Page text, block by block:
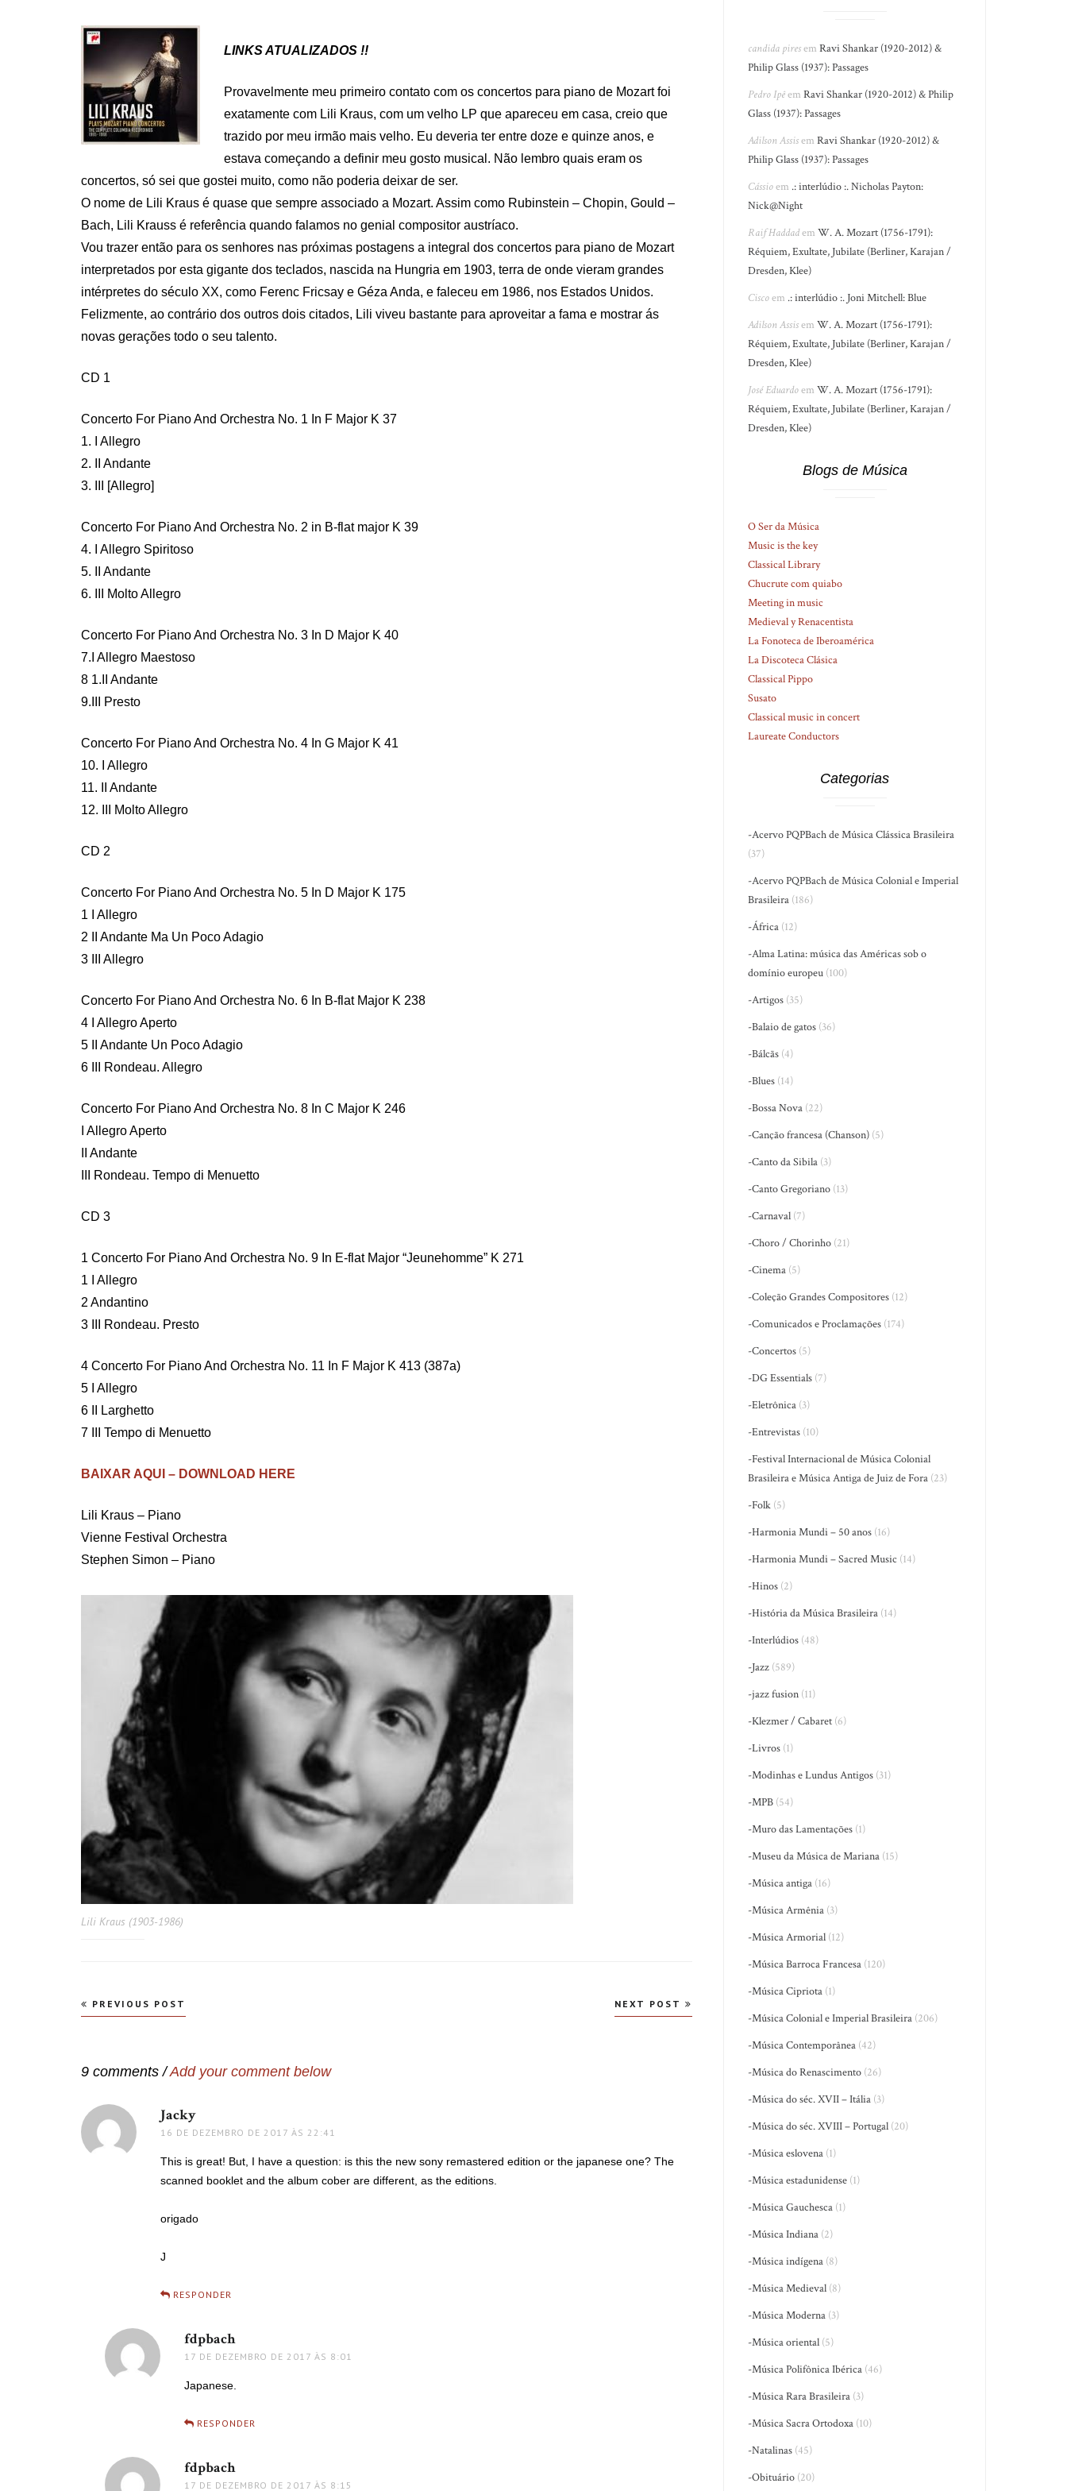
LINKS ATUALIZADOS !!
Provavelmente meu primeiro contato com os concertos para piano de Mozart foi
exatamente com Lili Kraus, com um velho LP que apareceu em casa, creio que
trazido por meu irmão mais velho. Eu deveria ter entre doze e quinze anos, e
estava começando a definir meu gosto musical. Não lembro quais eram os
concertos, só sei que gostei muito, como não poderia deixar de ser.
O nome de Lili Kraus é quase que sempre associado a Mozart. Assim como Rubinstein – Chopin, Gould –
Bach, Lili Krauss é referência quando falamos no genial compositor austríaco.
Vou trazer então para os senhores nas próximas postagens a integral dos concertos para piano de Mozart
interpretados por esta gigante dos teclados, nascida na Hungria em 1903, terra de onde vieram grandes
intérpretes do século XX, como Ferenc Fricsay e Géza Anda, e faleceu em 1986, nos Estados Unidos.
Felizmente, ao contrário dos outros dois citados, Lili viveu bastante para aproveitar a fama e mostrar ás
novas gerações todo o seu talento.
CD 1
Concerto For Piano And Orchestra No. 1 In F Major K 37
1. I Allegro
2. II Andante
3. III [Allegro]
Concerto For Piano And Orchestra No. 2 in B-flat major K 39
4. I Allegro Spiritoso
5. II Andante
6. III Molto Allegro
Concerto For Piano And Orchestra No. 3 In D Major K 40
7.I Allegro Maestoso
8 1.II Andante
9.III Presto
Concerto For Piano And Orchestra No. 4 In G Major K 41
10. I Allegro
11. II Andante
12. III Molto Allegro
CD 2
Concerto For Piano And Orchestra No. 5 In D Major K 175
1 I Allegro
2 II Andante Ma Un Poco Adagio
3 III Allegro
Concerto For Piano And Orchestra No. 6 In B-flat Major K 238
4 I Allegro Aperto
5 II Andante Un Poco Adagio
6 III Rondeau. Allegro
Concerto For Piano And Orchestra No. 8 In C Major K 246
I Allegro Aperto
II Andante
III Rondeau. Tempo di Menuetto
CD 3
1 Concerto For Piano And Orchestra No. 9 In E-flat Major “Jeunehomme” K 271
1 I Allegro
2 Andantino
3 III Rondeau. Presto
4 Concerto For Piano And Orchestra No. 11 In F Major K 413 (387a)
5 I Allegro
6 II Larghetto
7 III Tempo di Menuetto
BAIXAR AQUI – DOWNLOAD HERE
Lili Kraus – Piano
Vienne Festival Orchestra
Stephen Simon – Piano
Lili Kraus (1903-1986)
Navegação
PREVIOUS POST NEXT POST
9 comments /Add your comment below
Jacky
16 DE DEZEMBRO DE 2017 ÀS 22:41
This is great! But, I have a question: is this the new sony remastered edition or the japanese one? The
scanned booklet and the album cober are different, as the editions.
origado
J
RESPONDER
fdpbachdisse:
17 DE DEZEMBRO DE 2017 ÀS 8:01
Japanese.
RESPONDER
fdpbachdisse:
17 DE DEZEMBRO DE 2017 ÀS 8:15
candida piresemRavi Shankar (1920-2012) &
Philip Glass (1937): Passages
Pedro IpêemRavi Shankar (1920-2012) & Philip
Glass (1937): Passages
Adilson AssisemRavi Shankar (1920-2012) &
Philip Glass (1937): Passages
Cássioem .: interlúdio :. Nicholas Payton:
Nick@Night
Raif HaddademW. A. Mozart (1756-1791):
Réquiem, Exultate, Jubilate (Berliner, Karajan /
Dresden, Klee)
Ciscoem .: interlúdio :. Joni Mitchell: Blue
Adilson AssisemW. A. Mozart (1756-1791):
Réquiem, Exultate, Jubilate (Berliner, Karajan /
Dresden, Klee)
José EduardoemW. A. Mozart (1756-1791):
Réquiem, Exultate, Jubilate (Berliner, Karajan /
Dresden, Klee)
Blogs de Música
O Ser da Música
Music is the key
Classical Library
Chucrute com quiabo
Meeting in music
Medieval y Renacentista
La Fonoteca de Iberoamérica
La Discoteca Clásica
Classical Pippo
Susato
Classical music in concert
Laureate Conductors
Categorias
-Acervo PQPBach de Música Clássica Brasileira
(37)
-Acervo PQPBach de Música Colonial e Imperial
Brasileira (186)
-África (12)
-Alma Latina: música das Américas sob o
domínio europeu (100)
-Artigos (35)
-Balaio de gatos (36)
-Bálcãs (4)
-Blues (14)
-Bossa Nova (22)
-Canção francesa (Chanson) (5)
-Canto da Sibila (3)
-Canto Gregoriano (13)
-Carnaval (7)
-Choro / Chorinho (21)
-Cinema (5)
-Coleção Grandes Compositores (12)
-Comunicados e Proclamações (174)
-Concertos (5)
-DG Essentials (7)
-Eletrônica (3)
-Entrevistas (10)
-Festival Internacional de Música Colonial
Brasileira e Música Antiga de Juiz de Fora (23)
-Folk (5)
-Harmonia Mundi – 50 anos (16)
-Harmonia Mundi – Sacred Music (14)
-Hinos (2)
-História da Música Brasileira (14)
-Interlúdios (48)
-Jazz (589)
-jazz fusion (11)
-Klezmer / Cabaret (6)
-Livros (1)
-Modinhas e Lundus Antigos (31)
-MPB (54)
-Muro das Lamentações (1)
-Museu da Música de Mariana (15)
-Música antiga (16)
-Música Armênia (3)
-Música Armorial (12)
-Música Barroca Francesa (120)
-Música Cipriota (1)
-Música Colonial e Imperial Brasileira (206)
-Música Contemporânea (42)
-Música do Renascimento (26)
-Música do séc. XVII – Itália (3)
-Música do séc. XVIII – Portugal (20)
-Música eslovena (1)
-Música estadunidense (1)
-Música Gauchesca (1)
-Música Indiana (2)
-Música indígena (8)
-Música Medieval (8)
-Música Moderna (3)
-Música oriental (5)
-Música Polifônica Ibérica (46)
-Música Rara Brasileira (3)
-Música Sacra Ortodoxa (10)
-Natalinas (45)
-Obituário (20)